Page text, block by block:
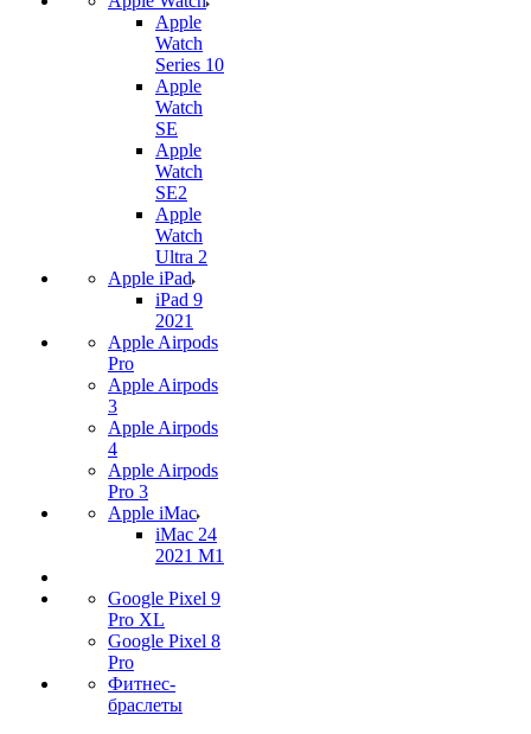
Apple
Watch
Series 10
Apple
Watch
SE
Apple
Watch
SE2
Apple
Watch
Ultra 2
Apple iPad
iPad 9
2021
Apple Airpods
Pro
Apple Airpods
3
Apple Airpods
4
Apple Airpods
Pro 3
Apple iMac
iMac 24
2021 M1
Google Pixel 9
Pro XL
Google Pixel 8
Pro
Фитнес-
браслеты